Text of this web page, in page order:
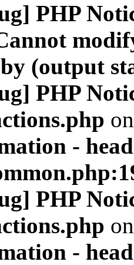
PHP
(output
PHP
-
PHP
-